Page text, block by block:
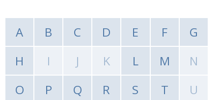
A B C D E F
G
H
I J K L M
N
O
P Q R S T
U